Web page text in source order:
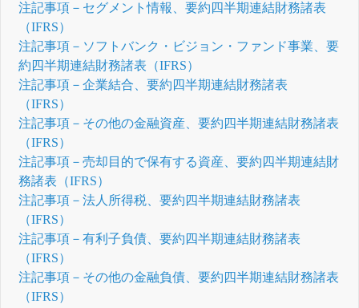
注記事項－セグメント情報、要約四半期連結財務諸表
（IFRS）
注記事項－ソフトバンク・ビジョン・ファンド事業、要
約四半期連結財務諸表（IFRS）
注記事項－企業結合、要約四半期連結財務諸表
（IFRS）
注記事項－その他の金融資産、要約四半期連結財務諸表
（IFRS）
注記事項－売却目的で保有する資産、要約四半期連結財
務諸表（IFRS）
注記事項－法人所得税、要約四半期連結財務諸表
（IFRS）
注記事項－有利子負債、要約四半期連結財務諸表
（IFRS）
注記事項－その他の金融負債、要約四半期連結財務諸表
（IFRS）